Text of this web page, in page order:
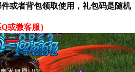
件或者背包领取使用，礼包码是随机
或微客服）